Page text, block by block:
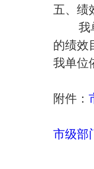
五、绩
我
的绩效
我单位
附件：
市级部